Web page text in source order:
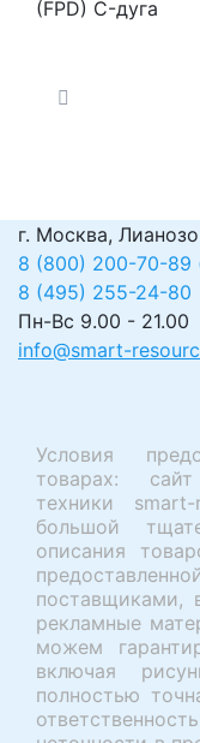
(FPD) C-дуга
г. Москва,
8 (800) 200-70-89
8 (495) 255-24-80
Пн-Вс 9.00 - 21.00
info@smart-
Условия
товарах:
техники
большой
описания
поставщиками,
рекламные
можем
включая
полностью